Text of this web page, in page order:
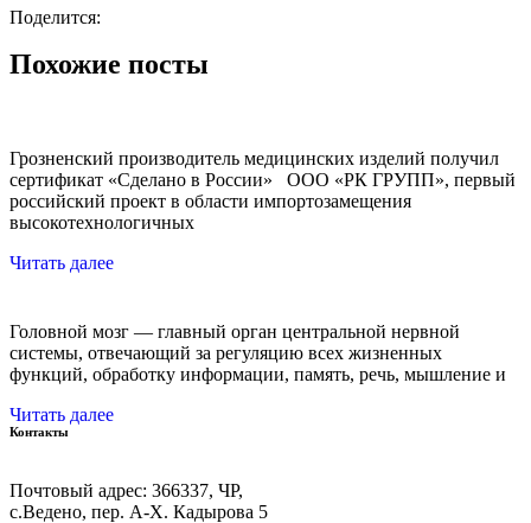
Поделится:
Похожие посты
Грозненский производитель медицинских изделий получил
сертификат «Сделано в России» ООО «РК ГРУПП», первый
российский проект в области импортозамещения
высокотехнологичных
Читать далее
Головной мозг — главный орган центральной нервной
системы, отвечающий за регуляцию всех жизненных
функций, обработку информации, память, речь, мышление и
Читать далее
Контакты
Почтовый адрес: 366337, ЧР,
с.Ведено, пер. А-Х. Кадыровa 5